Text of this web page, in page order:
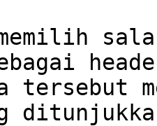
tersebut